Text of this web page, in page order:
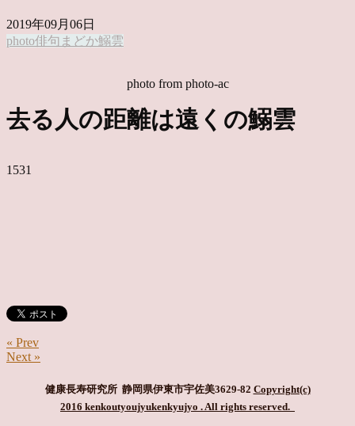
2019年09月06日
photo俳句 まどか鰯雲
photo from photo-ac
去る人の距離は遠くの鰯雲
1531
« Prev
Next »
健康長寿研究所 静岡県伊東市宇佐美3629-82 Copyright(c)
2016 kenkoutyoujyukenkyujyo . All rights reserved.